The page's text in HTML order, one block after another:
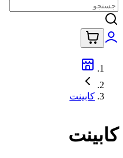
کابینت
کابینت